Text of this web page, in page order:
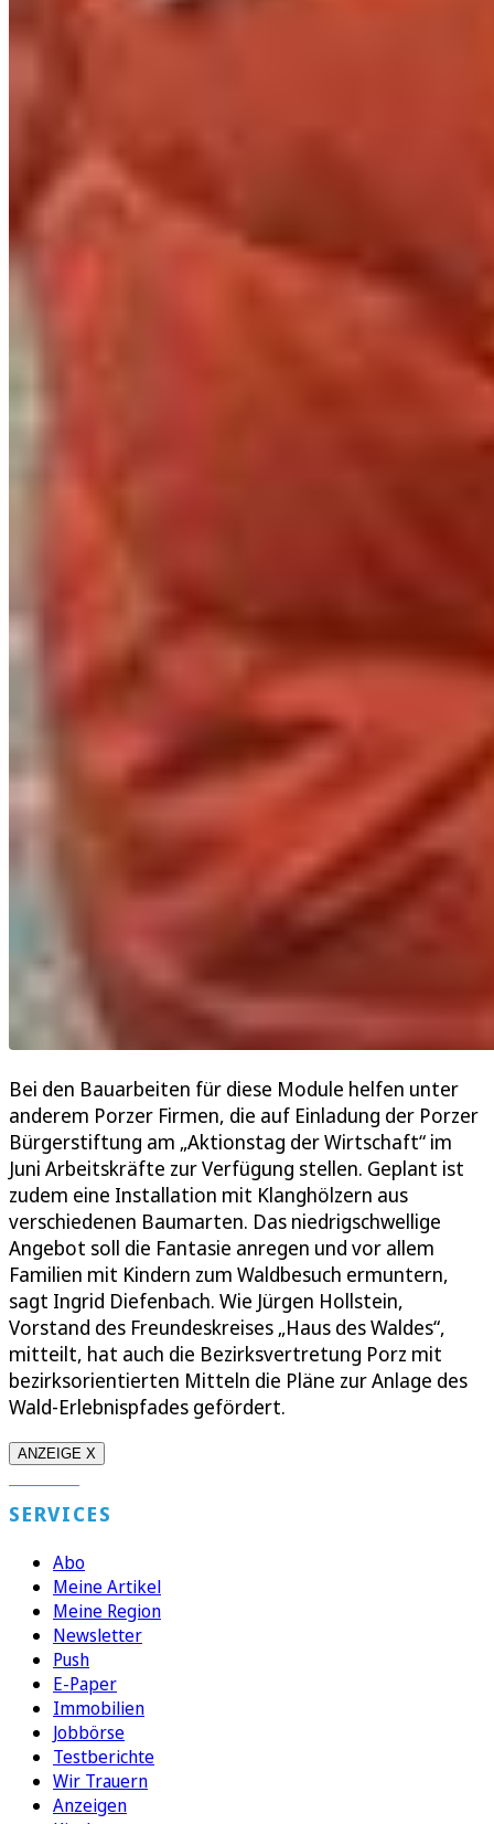
Bei den Bauarbeiten für diese Module helfen unter
anderem Porzer Firmen, die auf Einladung der Porzer
Bürgerstiftung am „Aktionstag der Wirtschaft“ im
Juni Arbeitskräfte zur Verfügung stellen. Geplant ist
zudem eine Installation mit Klanghölzern aus
verschiedenen Baumarten. Das niedrigschwellige
Angebot soll die Fantasie anregen und vor allem
Familien mit Kindern zum Waldbesuch ermuntern,
sagt Ingrid Diefenbach. Wie Jürgen Hollstein,
Vorstand des Freundeskreises „Haus des Waldes“,
mitteilt, hat auch die Bezirksvertretung Porz mit
bezirksorientierten Mitteln die Pläne zur Anlage des
Wald-Erlebnispfades gefördert.
ANZEIGE X
SERVICES
Abo
Meine Artikel
Meine Region
Newsletter
Push
E-Paper
Immobilien
Jobbörse
Testberichte
Wir Trauern
Anzeigen